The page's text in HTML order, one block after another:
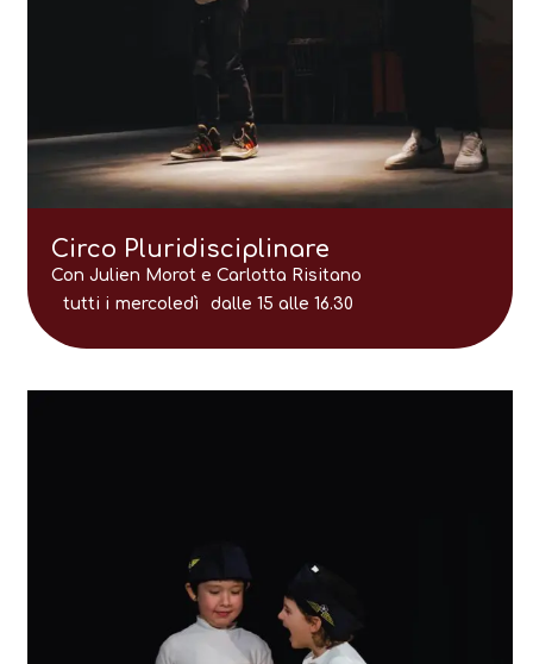
Circo Pluridisciplinare
Con Julien Morot e Carlotta Risitano
tutti i mercoledì dalle 15 alle 16.30